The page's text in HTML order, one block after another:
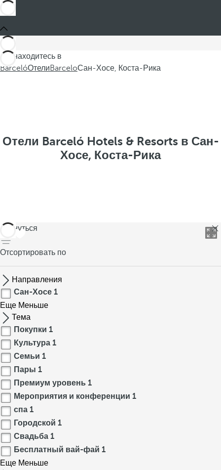
Вы находитесь в
BarcelóОтелиBarceloСан-Хосе, Коста-Рика
Отели Barceló Hotels & Resorts в Сан-
Хосе, Коста-Рика
вернуться
Отсортировать по
Направления
Сан-Хосе 1
Еще Меньше
Тема
Покупки 1
Культура 1
Семьи 1
Пары 1
Премиум уровень 1
Мероприятия и конференции 1
спа 1
Городской 1
Свадьба 1
Бесплатный вай-фай 1
Еще Меньше